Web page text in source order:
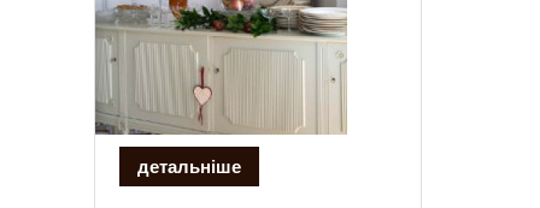
детальніше